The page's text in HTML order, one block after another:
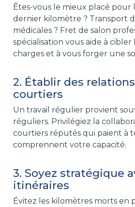
Êtes-vous le mieux placé pour
dernier kilomètre ? Transport
médicales ? Fret de salon
spécialisation vous aide à cibler
charges et à vous forger une
2. Établir des
courtiers
Un travail régulier provient
réguliers. Privilégiez la
courtiers réputés qui paient à
comprennent votre capacité.
3. Soyez stratégique
itinéraires
Évitez les kilomètres morts en